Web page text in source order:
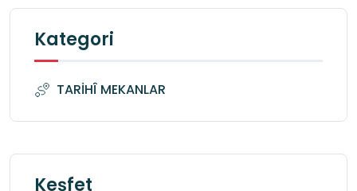
Kategori
TARİHÎ MEKANLAR
Keşfet